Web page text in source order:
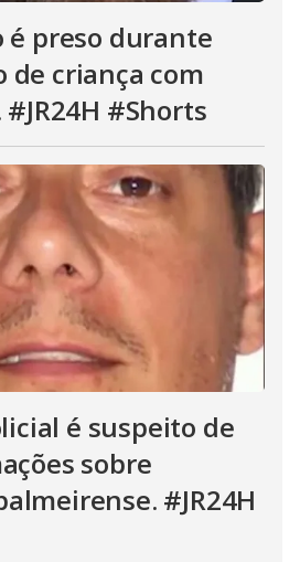
é preso durante
criança com
#JR24H #Shorts
é suspeito de
sobre
#JR24H